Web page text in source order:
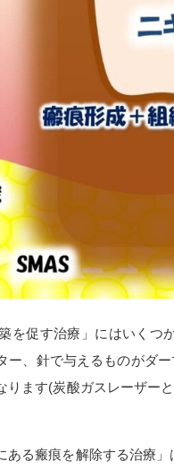
を促す治療」にはいく
ー、針で与えるものがダ
ります(炭酸ガスレーザー
ある瘢痕を解除する治療